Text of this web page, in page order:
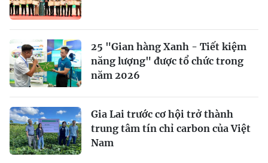
25 "Gian hàng Xanh - Tiết kiệm
năng lượng" được tổ chức trong
năm 2026
Gia Lai trước cơ hội trở thành
trung tâm tín chỉ carbon của Việt
Nam